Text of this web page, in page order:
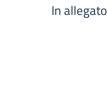
In allegato